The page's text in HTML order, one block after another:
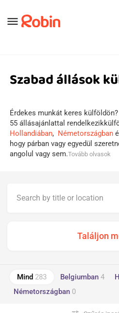
menu
Szabad állások
Érdekes munkát keres
55 állásajánlattal
Hollandiában, Németországban
hogy párban vagy egyedül
angolul vagy sem.Tovább olvasok
Mind 283 Belgiumban 4
Németországban 0